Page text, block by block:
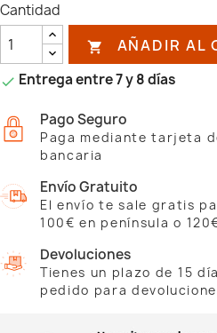
Cantidad
 AÑADIR AL
 Entrega entre 7 y 8 días
Pago Seguro
Paga mediante tarjeta
bancaria
Envío Gratuito
El envío te sale gratis
100€ en península o
Devoluciones
Tienes un plazo de 15
pedido para